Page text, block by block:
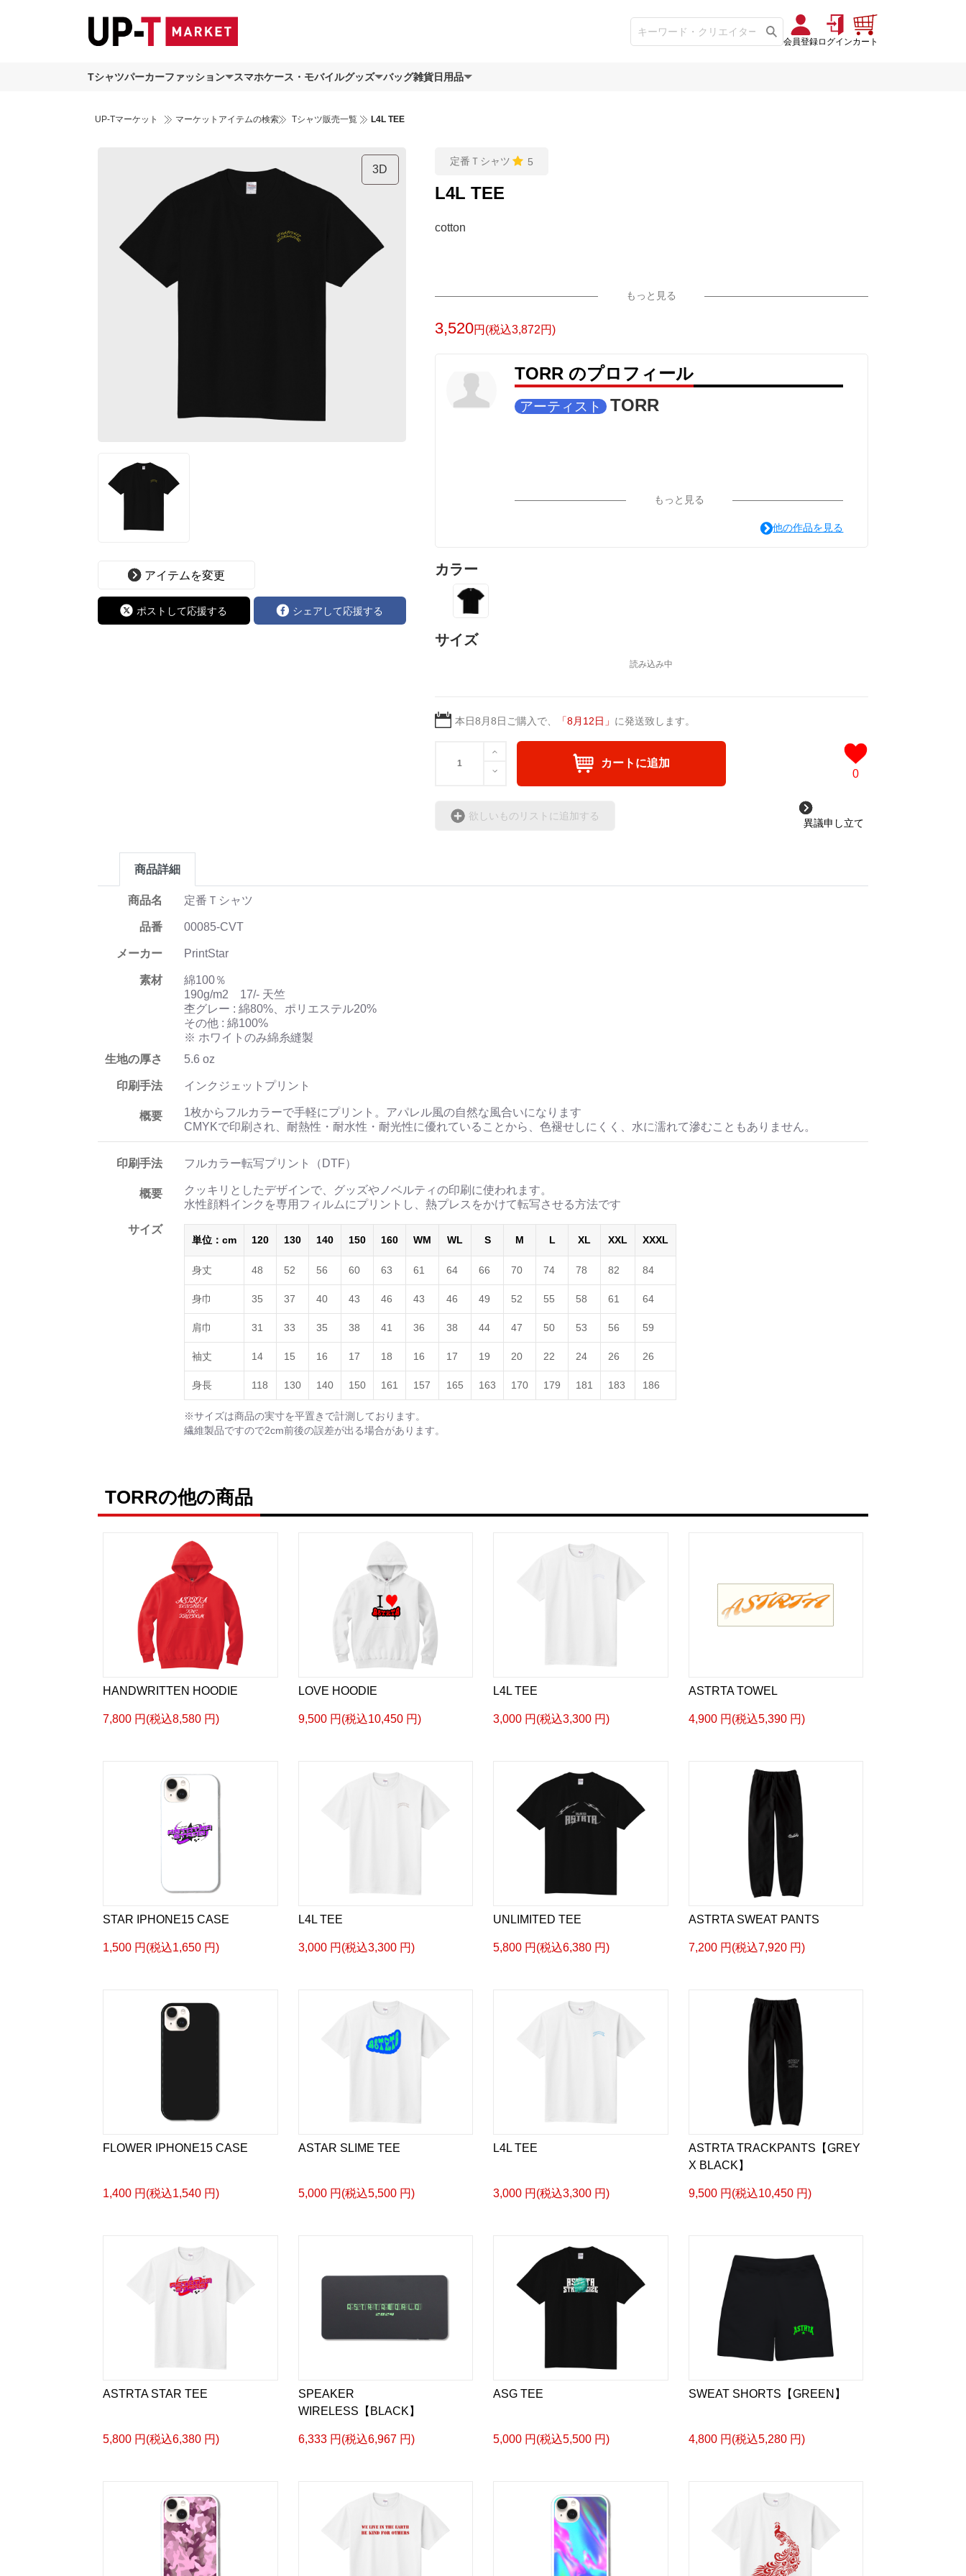
会員登録ログインカート
Tシャツパーカーファッション スマホケース・モバイルグッズ バッグ雑貨日用品
UP-Tマーケット マーケットアイテムの検索 Tシャツ販売一覧 L4L TEE
3D
アイテムを変更
ポストして応援する シェアして応援する
定番Ｔシャツ 5
L4L TEE
cotton
もっと見る
3,520円(税込3,872円)
TORR のプロフィール
アーティスト TORR
もっと見る
他の作品を見る
カラー
サイズ
本日8月8日 ご購入で、 「8月12日 」 に発送致します。
カートに追加
0
欲しいものリストに追加する
異議申し立て
商品詳細
商品名 定番Ｔシャツ
品番 00085-CVT
メーカー PrintStar
素材
綿100％
190g/m2 17/- 天竺
杢グレー : 綿80%、ポリエステル20%
その他 : 綿100%
※ ホワイトのみ綿糸縫製
生地の厚さ
5.6 oz
印刷手法 インクジェットプリント
概要
1枚からフルカラーで手軽にプリント。アパレル風の自然な風合いになります
CMYKで印刷され、耐熱性・耐水性・耐光性に優れていることから、色褪せしにくく、水に濡れて滲むこともありません。
印刷手法 フルカラー転写プリント（DTF）
概要
クッキリとしたデザインで、グッズやノベルティの印刷に使われます。
水性顔料インクを専用フィルムにプリントし、熱プレスをかけて転写させる方法です
サイズ
単位：cm 120 130 140 150 160 WM WL S M L XL XXL XXXL
身丈 48 52 56 60 63 61 64 66 70 74 78 82 84
身巾 35 37 40 43 46 43 46 49 52 55 58 61 64
肩巾 31 33 35 38 41 36 38 44 47 50 53 56 59
袖丈 14 15 16 17 18 16 17 19 20 22 24 26 26
身長 118 130 140 150 161 157 165 163 170 179 181 183 186
※サイズは商品の実寸を平置きで計測しております。
繊維製品ですので2cm前後の誤差が出る場合があります。
TORRの他の商品
HANDWRITTEN HOODIE
7,800 円(税込8,580 円)
LOVE HOODIE
9,500 円(税込10,450 円)
L4L TEE
3,000 円(税込3,300 円)
ASTRTA TOWEL
4,900 円(税込5,390 円)
STAR IPHONE15 CASE
1,500 円(税込1,650 円)
L4L TEE
3,000 円(税込3,300 円)
UNLIMITED TEE
5,800 円(税込6,380 円)
ASTRTA SWEAT PANTS
7,200 円(税込7,920 円)
FLOWER IPHONE15 CASE
1,400 円(税込1,540 円)
ASTAR SLIME TEE
5,000 円(税込5,500 円)
L4L TEE
3,000 円(税込3,300 円)
ASTRTA TRACKPANTS【GREY
X BLACK】
9,500 円(税込10,450 円)
ASTRTA STAR TEE
5,800 円(税込6,380 円)
SPEAKER
WIRELESS【BLACK】
6,333 円(税込6,967 円)
ASG TEE
5,000 円(税込5,500 円)
SWEAT SHORTS【GREEN】
4,800 円(税込5,280 円)